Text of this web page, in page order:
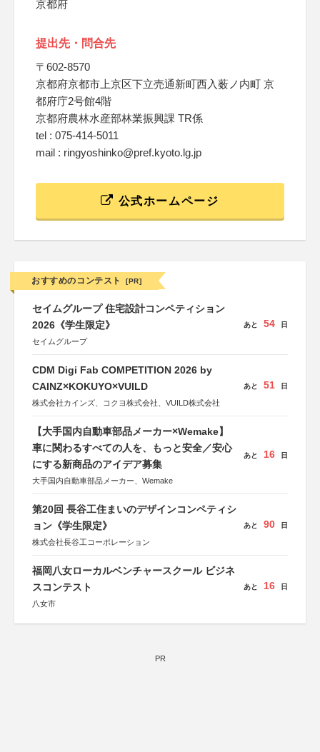
京都府
提出先・問合先
〒602-8570
京都府京都市上京区下立売通新町西入薮ノ内町 京
都府庁2号館4階
京都府農林水産部林業振興課 TR係
tel : 075-414-5011
mail : ringyoshinko@pref.kyoto.lg.jp
公式ホームページ
おすすめのコンテスト [PR]
セイムグループ 住宅設計コンペティション
2026《学生限定》
セイムグループ
あと 54 日
CDM Digi Fab COMPETITION 2026 by
CAINZ×KOKUYO×VUILD
株式会社カインズ、コクヨ株式会社、VUILD株式会社
あと 51 日
【大手国内自動車部品メーカー×Wemake】
車に関わるすべての人を、もっと安全／安心
にする新商品のアイデア募集
大手国内自動車部品メーカー、Wemake
あと 16 日
第20回 長谷工住まいのデザインコンペティシ
ョン《学生限定》
株式会社長谷工コーポレーション
あと 90 日
福岡八女ローカルベンチャースクール ビジネ
スコンテスト
八女市
あと 16 日
PR